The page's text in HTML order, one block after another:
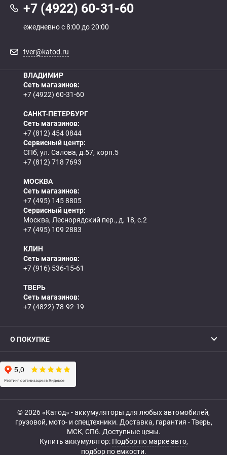
+7 (4922) 60-31-60
ежедневно с 8:00 до 20:00
tver@katod.ru
ВЛАДИМИР
Сеть магазинов:
+7 (4922) 60-31-60
САНКТ-ПЕТЕРБУРГ
Сеть магазинов:
+7 (812) 454 0844
Сервисный центр:
СПб, ул. Салова, д.57, корп.5
+7 (812) 718 7693
МОСКВА
Сеть магазинов:
+7 (495) 145 8805
Сервисный центр:
Москва, Леснорядский пер., д. 18, с.2
+7 (495) 109 2883
КЛИН
Сеть магазинов:
+7 (916) 536-15-61
ТВЕРЬ
Сеть магазинов:
+7 (4822) 78-92-19
О ПОКУПКЕ
© 2026 «Катод» - аккумуляторы для любых автомобилей,
грузовой, мото- и спецтехники. Доставка, гарантия - Тверь,
МСК, СПб. Доступные цены.
Купить аккумулятор: Подбор по марке авто,
подбор по емкости.